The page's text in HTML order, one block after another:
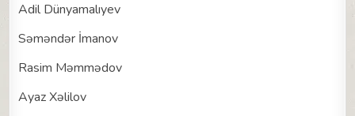
Adil Dünyamalıyev
Səməndər İmanov
Rasim Məmmədov
Ayaz Xəlilov